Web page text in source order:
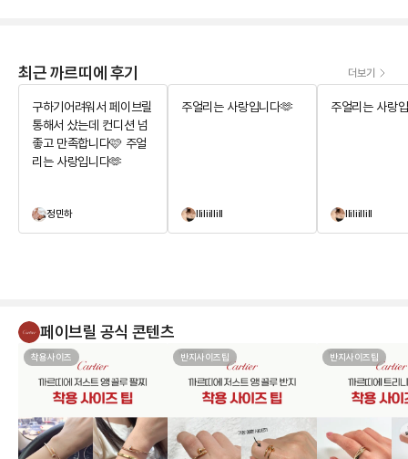
최근 까르띠에 후기 더보기
구하기어려워서 페이브릴
통해서 샀는데 컨디션 넘
좋고 만족합니다🩷 주얼
리는 사랑입니다🫶
정민하
주얼리는 사랑입니다🫶
lliliillill
주얼리는 사랑
lliliillill
페이브릴 공식 콘텐츠
착용사이즈 반지사이즈팁 반지사이즈팁